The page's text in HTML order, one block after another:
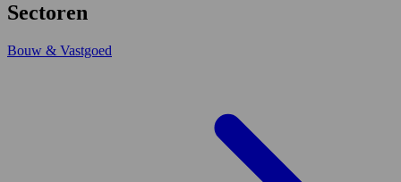
Sectoren
Bouw & Vastgoed